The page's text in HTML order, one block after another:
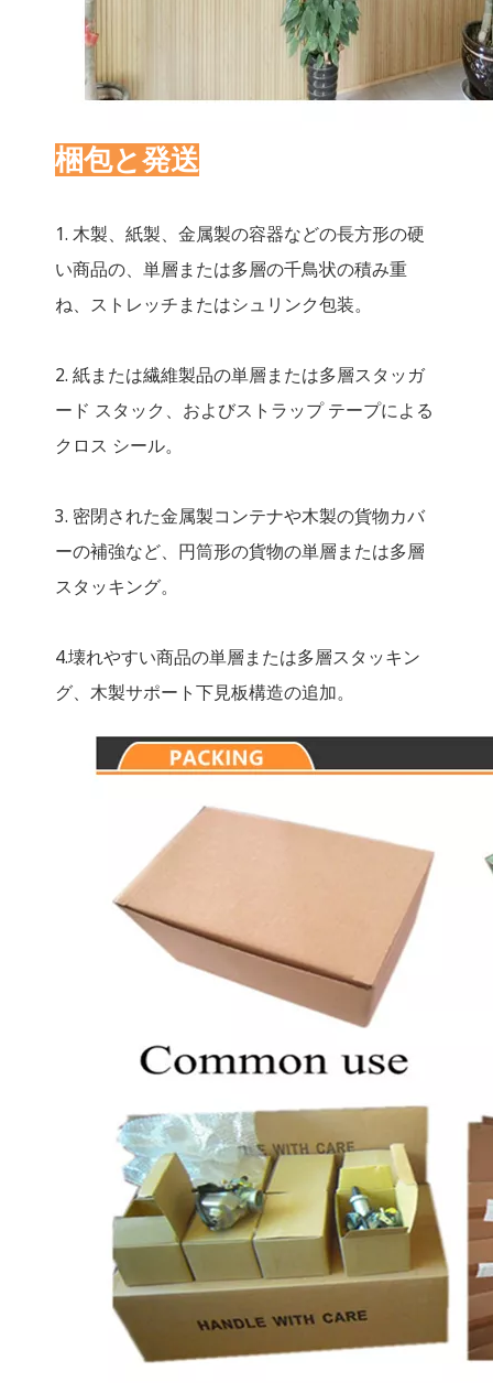
梱包と発送
1. 木製、紙製、金属製の容器などの長方形の硬
い商品の、単層または多層の千鳥状の積み重
ね、ストレッチまたはシュリンク包装。
2. 紙または繊維製品の単層または多層スタッガ
ード スタック、およびストラップ テープによる
クロス シール。
3. 密閉された金属製コンテナや木製の貨物カバ
ーの補強など、円筒形の貨物の単層または多層
スタッキング。
4.壊れやすい商品の単層または多層スタッキン
グ、木製サポート下見板構造の追加。